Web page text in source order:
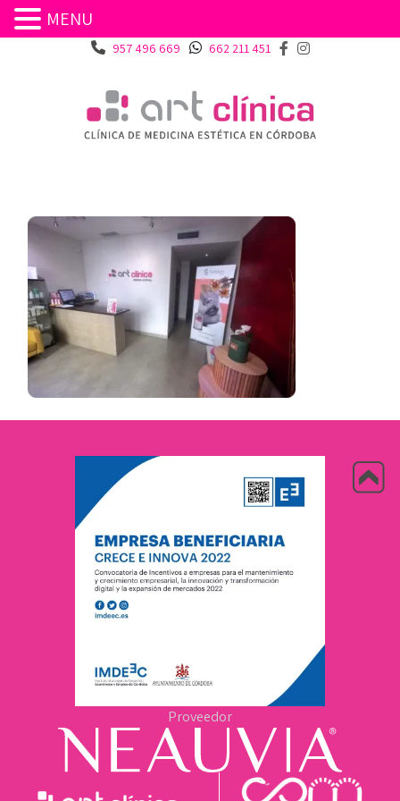
957 496 669 662 211 451
Proveedor
MENU